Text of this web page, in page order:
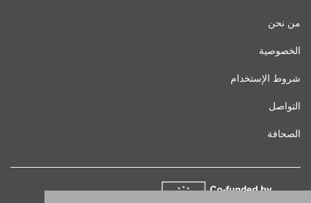
من نحن
الخصوصية
شروط الإستخدام
التواصل
الصحافة